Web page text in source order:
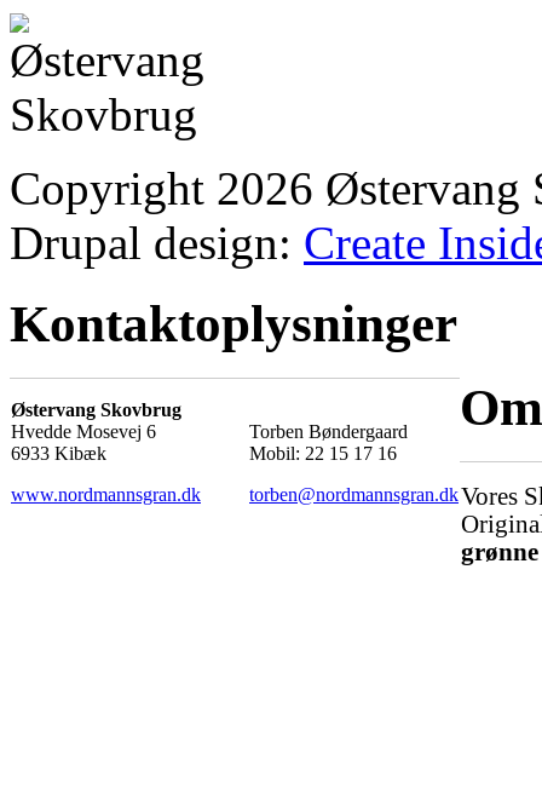
Copyright 2026 Østervang
Drupal design: Create
Kontaktoplysninger
Østervang Skovbrug
Hvedde Mosevej 6
6933 Kibæk
www.nordmannsgran.dk
Torben Bøndergaard
Mobil: 22 15 17 16
torben@nordmannsgran.dkVores